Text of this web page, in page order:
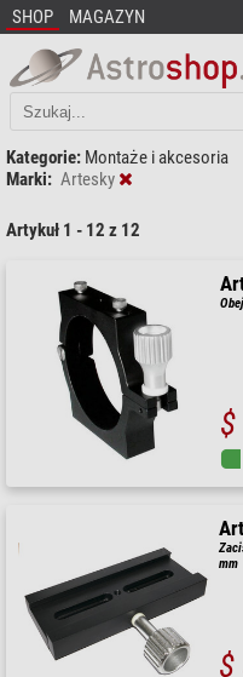
SHOP MAGAZYN
Kategorie: Montaże i akcesoria
Marki: Artesky
Artykuł 1 - 12 z 12
mm
$